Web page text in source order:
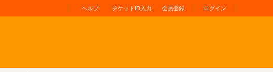
ヘルプ チケットID入力 会員登録 ログイン